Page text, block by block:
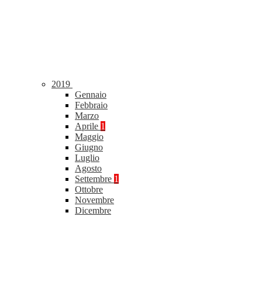
2019
Gennaio
Febbraio
Marzo
Aprile 1
Maggio
Giugno
Luglio
Agosto
Settembre 1
Ottobre
Novembre
Dicembre